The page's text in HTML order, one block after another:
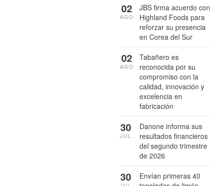
JBS firma acuerdo con
Highland Foods para
reforzar su presencia
en Corea del Sur
02
AGO
Tabañero es
reconocida por su
compromiso con la
calidad, innovación y
excelencia en
fabricación
02
AGO
Danone informa sus
resultados financieros
del segundo trimestre
de 2026
30
JUL
Envían primeras 40
30